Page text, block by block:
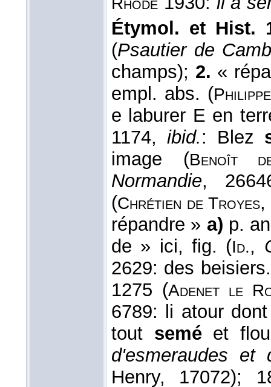
Étymol. et Hist.
(Psautier de
champs); 2. «
empl. abs. (
e laburer E en
1174, ibid.: Blez
image (Benoît
Normandie,
(Chrétien de Troyes
répandre » a) p.
de » ici, fig. (Id.,
2629: des
1275 (Adenet le
6789: li atour
tout seméet
d'esmeraudes et
Henry, 17072);